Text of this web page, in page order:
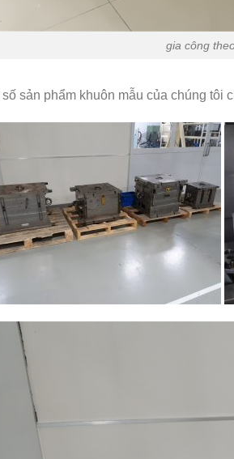
gia công
số sản phẩm khuôn mẫu của chúng tôi